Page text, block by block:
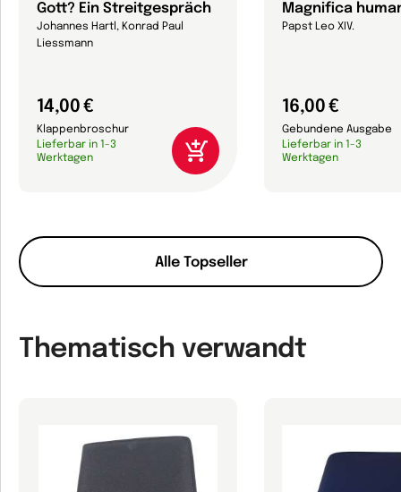
Alle Topseller
Gott? Ein Streitgespräch
Johannes Hartl, Konrad Paul
Liessmann
14,00 €
Klappenbroschur
Lieferbar in 1-3
Werktagen
Magnifica
Papst Leo XIV.
16,00 €
Gebundene Ausgabe
Lieferbar in 1-3
Werktagen
Thematisch verwandt